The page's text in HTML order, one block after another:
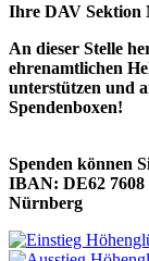
Ihre DAV Sektion
An dieser Stelle
ehrenamtlichen
unterstützen und
Spendenboxen!
Spenden können
IBAN: DE62 7608
Nürnberg